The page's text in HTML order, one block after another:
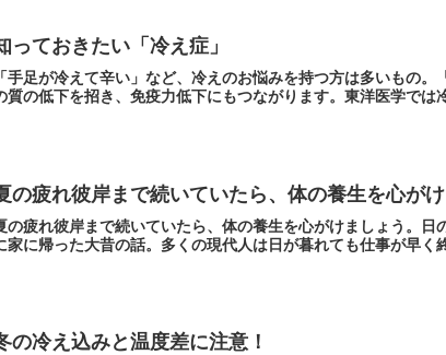
っておきたい「冷え症」
「手足が冷えて辛い」など、冷えのお悩みを持つ方は多いもの
質の低下を招き、免疫力低下にもつながります。東洋医学では
の疲れ彼岸まで続いていたら、体の養生を心がけ
の疲れ彼岸まで続いていたら、体の養生を心がけましょう。
家に帰った大昔の話。多くの現代人は日が暮れても仕事が早
の冷え込みと温度差に注意！